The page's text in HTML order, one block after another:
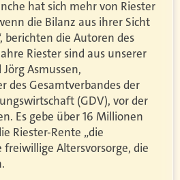
hat sich mehr von Riester
die Bilanz aus ihrer Sicht
berichten die Autoren des
Riester sind aus unserer
Asmussen,
des Gesamtverbandes der
(GDV), vor der
Es gebe über 16 Millionen
Riester-Rente „die
Altersvorsorge, die